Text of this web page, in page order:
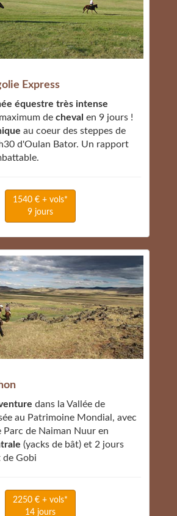
Express
équestre très intense
de cheval en 9 jours !
au coeur des steppes de
d'Oulan Bator. Un rapport
1540 € + vols*
9 jours
dans la Vallée de
au Patrimoine Mondial, avec
Parc de Naiman Nuur en
(yacks de bât) et 2 jours
de Gobi
2250 € + vols*
14 jours